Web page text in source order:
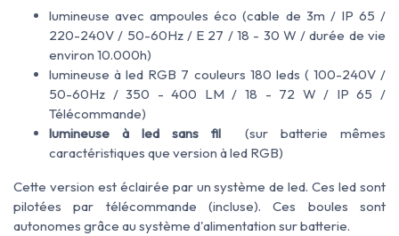
lumineuse avec ampoules éco (cable de 3m / IP 65 /
220-240V / 50-60Hz / E 27 / 18 - 30 W / durée de vie
environ 10.000h)
lumineuse à led RGB 7 couleurs 180 leds ( 100-240V /
50-60Hz / 350 - 400 LM / 18 - 72 W / IP 65 /
Télécommande)
lumineuse à led sans fil(sur batterie mêmes
caractéristiques que version à led RGB)
Cette version est éclairée par un système de led. Ces led sont
pilotées par télécommande (incluse). Ces boules sont
autonomes grâce au système d'alimentation sur batterie.